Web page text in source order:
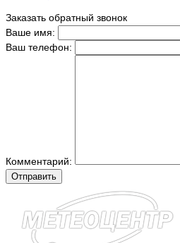
Заказать обратный звонок
Ваше имя:
Ваш телефон:
Комментарий:
Отправить